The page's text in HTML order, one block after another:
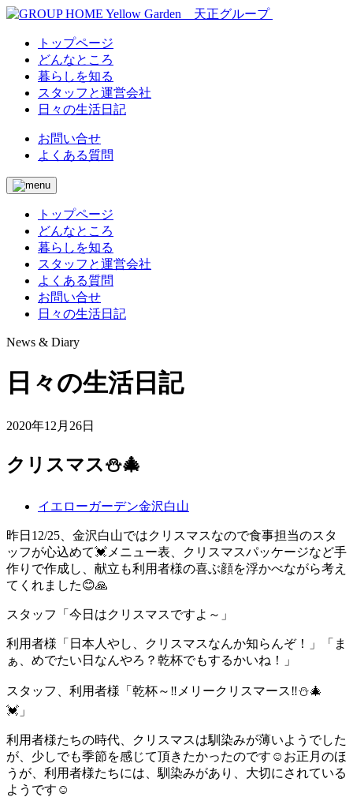
トップページ
どんなところ
暮らしを知る
スタッフと運営会社
日々の生活日記
お問い合せ
よくある質問
トップページ
どんなところ
暮らしを知る
スタッフと運営会社
よくある質問
お問い合せ
日々の生活日記
News & Diary
日々の生活日記
2020年12月26日
クリスマス⛄🎄
イエローガーデン金沢白山
昨日12/25、金沢白山ではクリスマスなので食事担当のスタ
ッフが心込めて💓メニュー表、クリスマスパッケージなど手
作りで作成し、献立も利用者様の喜ぶ顔を浮かべながら考え
てくれました😊🙏
スタッフ「今日はクリスマスですよ～」
利用者様「日本人やし、クリスマスなんか知らんぞ！」「ま
ぁ、めでたい日なんやろ？乾杯でもするかいね！」
スタッフ、利用者様「乾杯～‼️メリークリスマース‼️⛄🎄
💓」
利用者様たちの時代、クリスマスは馴染みが薄いようでした
が、少しでも季節を感じて頂きたかったのです☺️お正月のほ
うが、利用者様たちには、馴染みがあり、大切にされている
ようです☺️